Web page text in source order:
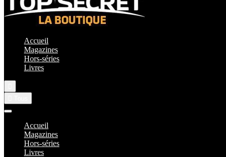
Accueil
Magazines
Hors-séries
Livres
Accueil
Magazines
Hors-séries
Livres